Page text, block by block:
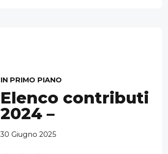
IN PRIMO PIANO
Elenco contributi
2024 –
30 Giugno 2025